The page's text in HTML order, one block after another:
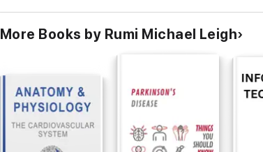
More Books by Rumi Michael Leigh